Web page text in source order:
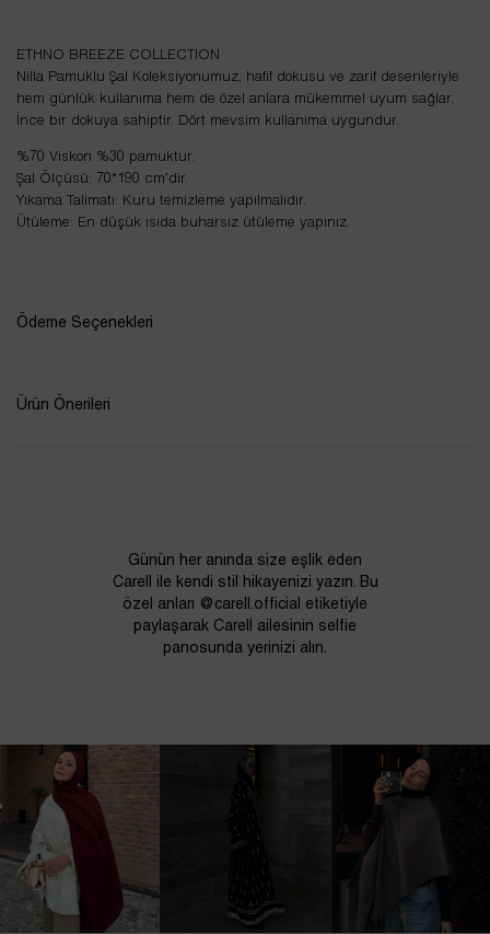
ETHNO BREEZE COLLECTION
Nilla Pamuklu Şal Koleksiyonumuz, hafif dokusu ve zarif desenleriyle
hem günlük kullanıma hem de özel anlara mükemmel uyum sağlar.
İnce bir dokuya sahiptir. Dört mevsim kullanıma uygundur.
%70 Viskon %30 pamuktur.
Şal Ölçüsü: 70*190 cm’dir.
Yıkama Talimatı: Kuru temizleme yapılmalıdır.
Ütüleme: En düşük ısıda buharsız ütüleme yapınız.
Ödeme Seçenekleri
Ürün Önerileri
Günün her anında size eşlik eden
Carell ile kendi stil hikayenizi yazın. Bu
özel anları @carell.official etiketiyle
paylaşarak Carell ailesinin selfie
panosunda yerinizi alın.